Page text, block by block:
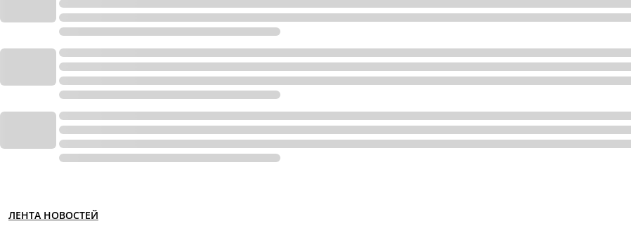
ЛЕНТА НОВОСТЕЙ